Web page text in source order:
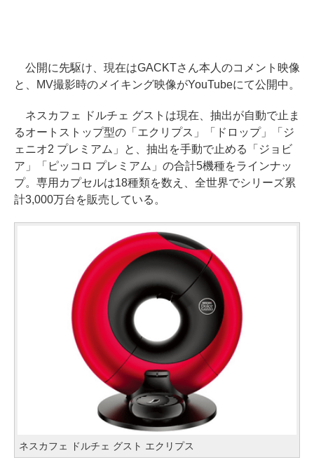
公開に先駆け、現在はGACKTさん本人のコメント映像
と、MV撮影時のメイキング映像がYouTubeにて公開中。
ネスカフェ ドルチェ グストは現在、抽出が自動で止ま
るオートストップ型の「エクリプス」「ドロップ」「ジ
ェニオ2 プレミアム」と、抽出を手動で止める「ジョビ
ア」「ピッコロ プレミアム」の合計5機種をラインナッ
プ。専用カプセルは18種類を数え、全世界でシリーズ累
計3,000万台を販売している。
ネスカフェ ドルチェ グスト エクリプス